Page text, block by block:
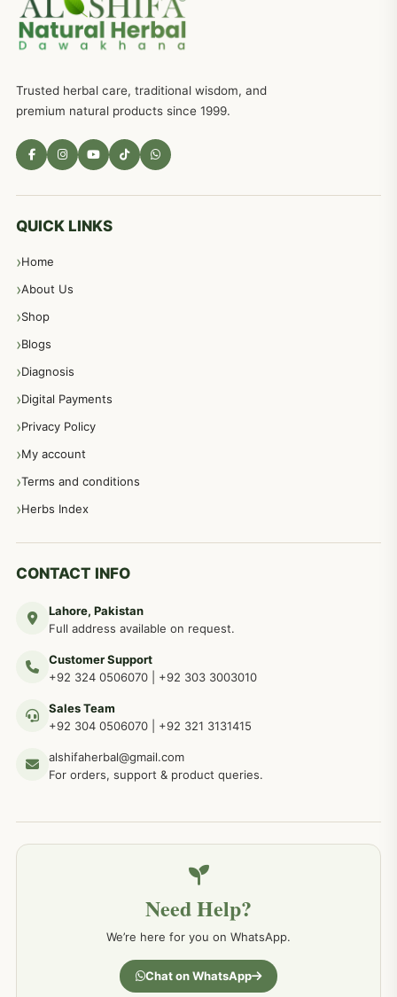
ذکاوت حس کے علاج کےلئے مختلف دیسی نسخہ جات
امراضِ معدہ کا علاج دیسی نسخہ جات
مردوں کے خاص امراض کے بے شمار دیسی نسخے
عضو خاص کےلئے طلاء، مالش دیسی علاج
جلد کے امراض کےلئے مختلف دیسی نسخہ جات
خون کے امراض کےلئے مختلف دیسی نسخہ جات
کمر درد کا جڑی بو ٹیوں سے علاج اور نسخہ جات
جسمانی کمزوری کا علاج اور نسخہ جات
Trusted herbal care, traditional wisdom, and
premium natural products since 1999.
QUICK LINKS
Home
About Us
Shop
Blogs
Diagnosis
Digital Payments
Privacy Policy
My account
Terms and conditions
Herbs Index
CONTACT INFO
Lahore, Pakistan
Full address available on request.
Customer Support
+92 324 0506070
+92 303 3003010
Sales Team
+92 304 0506070
+92 321 3131415
alshifaherbal@gmail.com
For orders, support & product queries.
Need Help?
We’re here for you on WhatsApp.
Chat on WhatsApp